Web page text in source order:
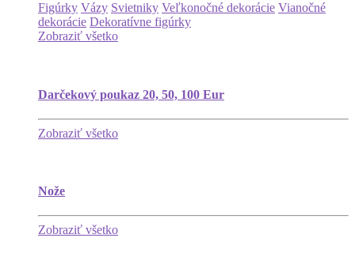
Figúrky Vázy Svietniky Veľkonočné dekorácie Vianočné
dekorácie Dekoratívne figúrky
Zobraziť všetko
Darčekový poukaz 20, 50, 100 Eur
Zobraziť všetko
Nože
Zobraziť všetko